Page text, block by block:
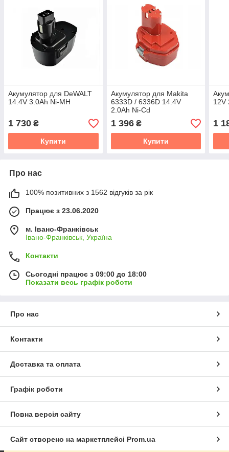
Акумулятор для DeWALT
14.4V 3.0Ah Ni-MH
1 730 ₴
Купити
Акумулятор для Makita
6333D / 6336D 14.4V
2.0Ah Ni-Cd
1 396₴
Купити
12V
1
Про нас
100% позитивних з 1562 відгуків за рік
Працює з 23.06.2020
м. Івано-Франківськ
Івано-Франківськ, Україна
Контакти
Сьогодні працює з 09:00 до 18:00
Показати весь графік роботи
Про нас
Контакти
Доставка та оплата
Графік роботи
Повна версія сайту
Сайт створено на маркетплейсі Prom.ua